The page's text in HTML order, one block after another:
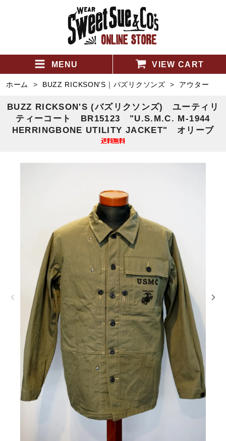
MENU VIEW CART
ホーム > BUZZ RICKSON'S｜バズリクソンズ > アウター
BUZZ RICKSON'S (バズリクソンズ) ユーティリ
ティーコート BR15123 "U.S.M.C. M-1944
HERRINGBONE UTILITY JACKET" オリーブ